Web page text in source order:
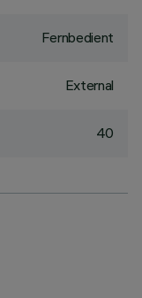
Fernbedient
External
40